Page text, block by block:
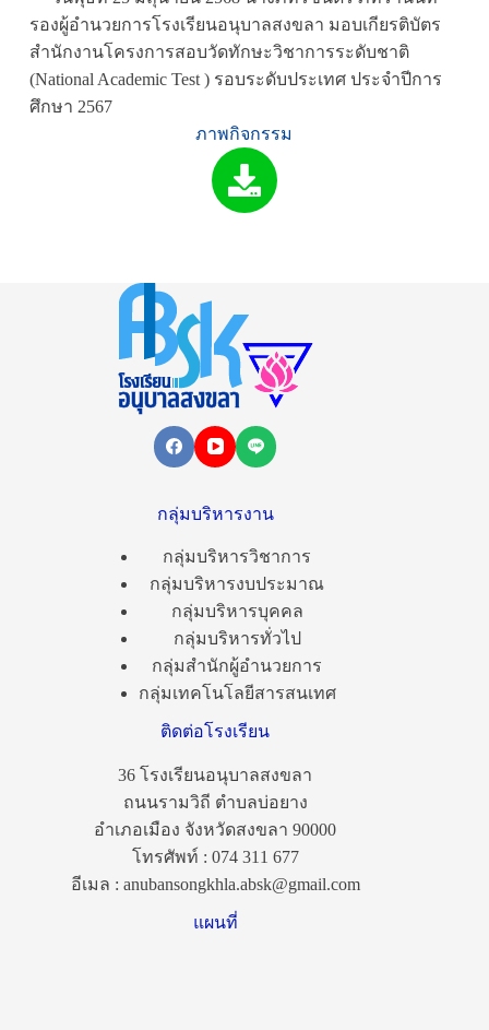
รองผู้อำนวยการโรงเรียนอนุบาลสงขลา มอบเกียรติบัตร
สำนักงานโครงการสอบวัดทักษะวิชาการระดับชาติ
(National Academic Test ) รอบระดับประเทศ ประจำปีการ
ศึกษา 2567
ภาพกิจกรรม
กลุ่มบริหารงาน
กลุ่มบริหารวิชาการ
กลุ่มบริหารงบประมาณ
กลุ่มบริหารบุคคล
กลุ่มบริหารทั่วไป
กลุ่มสำนักผู้อำนวยการ
กลุ่มเทคโนโลยีสารสนเทศ
ติดต่อโรงเรียน
36 โรงเรียนอนุบาลสงขลา
ถนนรามวิถี ตำบลบ่อยาง
อำเภอเมือง จังหวัดสงขลา 90000
โทรศัพท์ : 074 311 677
อีเมล : anubansongkhla.absk@gmail.com
แผนที่